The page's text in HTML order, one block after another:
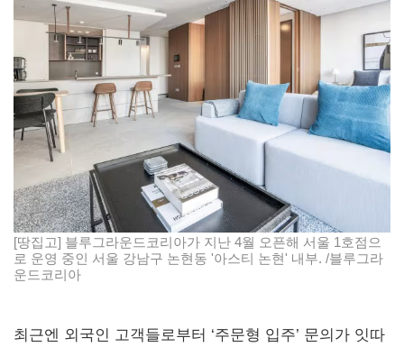
[땅집고] 블루그라운드코리아가 지난 4월 오픈해 서울 1호점으
로 운영 중인 서울 강남구 논현동 '아스티 논현' 내부. /블루그라
운드코리아
최근엔 외국인 고객들로부터 ‘주문형 입주’ 문의가 잇따